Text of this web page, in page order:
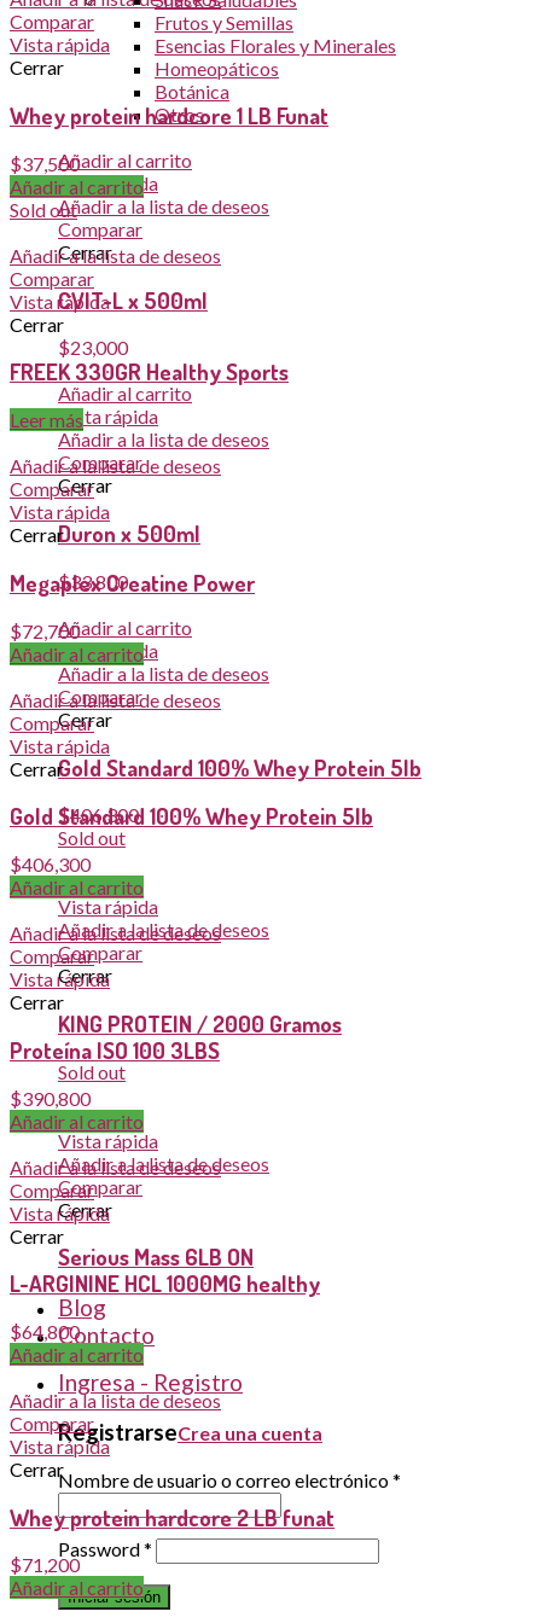
Frutos y Semillas
Esencias Florales y Minerales
Homeopáticos
Botánica
Otros
Añadir al carrito
Vista rápida
Añadir a la lista de deseos
Comparar
Cerrar
CVIT-L x 500ml
$23,000
Añadir al carrito
Vista rápida
Añadir a la lista de deseos
Comparar
Cerrar
Duron x 500ml
$33,800
Añadir al carrito
Vista rápida
Añadir a la lista de deseos
Comparar
Cerrar
Gold Standard 100% Whey Protein 5lb
$406,300
Sold out
Leer más
Vista rápida
Añadir a la lista de deseos
Comparar
Cerrar
KING PROTEIN / 2000 Gramos
Sold out
Leer más
Vista rápida
Añadir a la lista de deseos
Comparar
Cerrar
Serious Mass 6LB ON
Blog
Contacto
Ingresa - Registro
RegistrarseCrea una cuenta
Nombre de usuario o correo electrónico*
Password*
Iniciar sesión
Comparar
Vista rápida
Cerrar
Whey protein hardcore 1 LB Funat
$37,500
Añadir al carrito
Sold out
Añadir a la lista de deseos
Comparar
Vista rápida
Cerrar
FREEK 330GR Healthy Sports
Leer más
Añadir a la lista de deseos
Comparar
Vista rápida
Cerrar
Megaplex Creatine Power
$72,700
Añadir al carrito
Añadir a la lista de deseos
Comparar
Vista rápida
Cerrar
Gold Standard 100% Whey Protein 5lb
$406,300
Añadir al carrito
Añadir a la lista de deseos
Comparar
Vista rápida
Cerrar
Proteína ISO 100 3LBS
$390,800
Añadir al carrito
Añadir a la lista de deseos
Comparar
Vista rápida
Cerrar
L-ARGININE HCL 1000MG healthy
$64,800
Añadir al carrito
Añadir a la lista de deseos
Comparar
Vista rápida
Cerrar
Whey protein hardcore 2 LB funat
$71,200
Añadir al carrito